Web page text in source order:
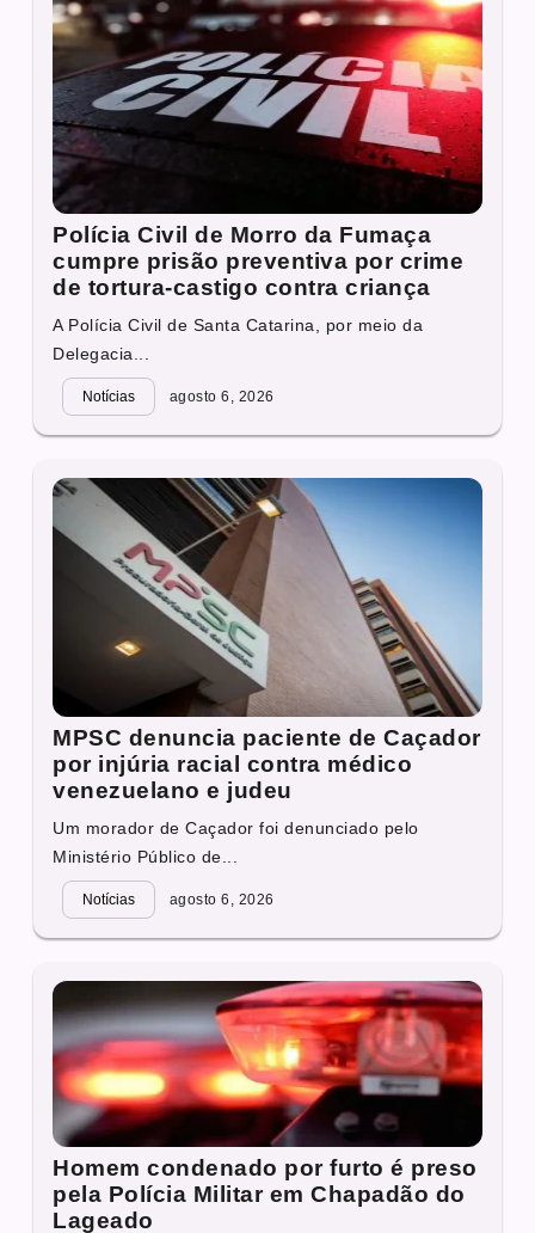
Polícia Civil de Morro da Fumaça
cumpre prisão preventiva por crime
de tortura-castigo contra criança
A Polícia Civil de Santa Catarina, por meio da
Delegacia...
Notícias agosto 6, 2026
MPSC denuncia paciente de Caçador
por injúria racial contra médico
venezuelano e judeu
Um morador de Caçador foi denunciado pelo
Ministério Público de...
Notícias agosto 6, 2026
Homem condenado por furto é preso
pela Polícia Militar em Chapadão do
Lageado